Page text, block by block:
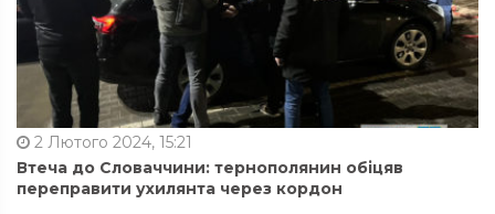
2 Лютого 2024, 15:21
Втеча до Словаччини: тернополянин обіцяв
переправити ухилянта через кордон